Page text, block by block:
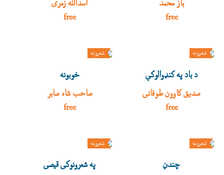
باز محمد
free
اسدالله زمری
free
شعرونه
د باد په کنډوالوکې
صدیق کاوون طوفانی
free
شعرونه
خوبونه
صاحب شاه صابر
free
شعرونه
چندڼ
شعرونه
په شعرونوکی قیصی